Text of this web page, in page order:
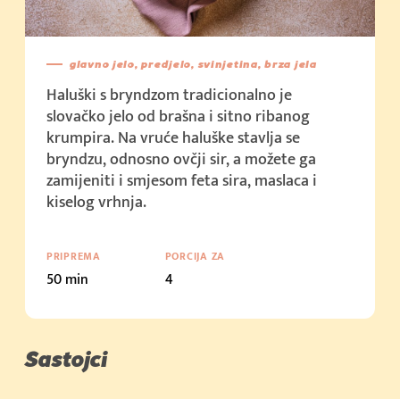
glavno jelo, predjelo, svinjetina, brza jela
Haluški s bryndzom tradicionalno je
slovačko jelo od brašna i sitno ribanog
krumpira. Na vruće haluške stavlja se
bryndzu, odnosno ovčji sir, a možete ga
zamijeniti i smjesom feta sira, maslaca i
kiselog vrhnja.
PRIPREMA
50 min
PORCIJA ZA
4
Sastojci